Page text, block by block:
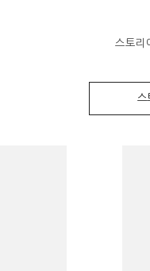
스토리
스